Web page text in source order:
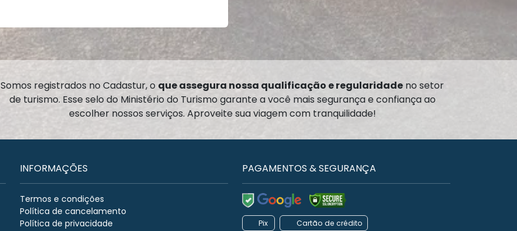
Somos registrados no Cadastur, o que assegura nossa qualificação e regularidade no setor
de turismo. Esse selo do Ministério do Turismo garante a você mais segurança e confiança ao
escolher nossos serviços. Aproveite sua viagem com tranquilidade!
INFORMAÇÕES
Termos e condições
Política de cancelamento
Política de privacidade
PAGAMENTOS & SEGURANÇA
Pix Cartão de crédito